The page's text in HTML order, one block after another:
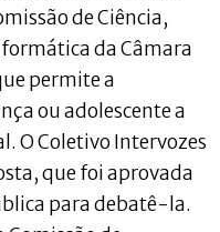
de Ciência,
da Câmara
permite a
ou adolescente a
O Coletivo Intervozes
que foi aprovada
para debatê-la.